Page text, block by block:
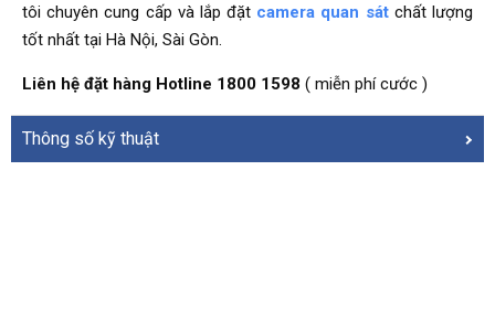
tôi chuyên cung cấp và lắp đặt camera quan sát chất lượng
tốt nhất tại Hà Nội, Sài Gòn.
Liên hệ đặt hàng Hotline 1800 1598 ( miễn phí cước )
Thông số kỹ thuật